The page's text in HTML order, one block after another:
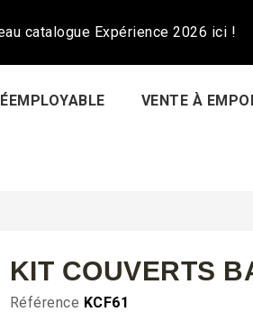
catalogue Expérience 2026 ici !
VENTE À
KIT COUVERTS
Référence KCF61